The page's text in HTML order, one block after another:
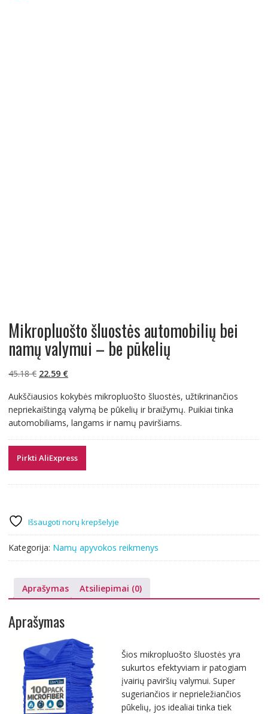
Mikropluošto šluostės automobilių bei
namų valymui – be pūkelių
45.18€ Original
was:
45.18 €.
22.59 €Current
is:
22.59 €.
Aukščiausios kokybės mikropluošto šluostės, užtikrinančios
nepriekaištingą valymą be pūkelių ir braižymų. Puikiai tinka
automobiliams, langams ir namų paviršiams.
Pirkti AliExpress
Išsaugoti norų krepšelyje
Kategorija: Namų apyvokos reikmenys
Aprašymas Atsiliepimai (0)
Aprašymas
Šios mikropluošto šluostės yra
sukurtos efektyviam ir patogiam
įvairių paviršių valymui. Super
sugeriančios ir neprieležiančios
pūkelių, jos idealiai tinka tiek